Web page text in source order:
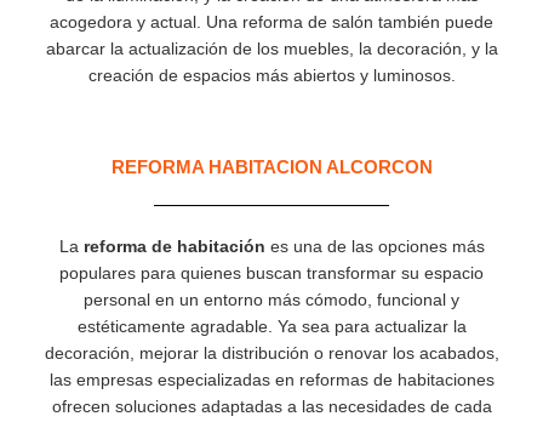
acogedora y actual. Una reforma de salón también puede
abarcar la actualización de los muebles, la decoración, y la
creación de espacios más abiertos y luminosos.
REFORMA HABITACION ALCORCON
La reforma de habitación es una de las opciones más
populares para quienes buscan transformar su espacio
personal en un entorno más cómodo, funcional y
estéticamente agradable. Ya sea para actualizar la
decoración, mejorar la distribución o renovar los acabados,
las empresas especializadas en reformas de habitaciones
ofrecen soluciones adaptadas a las necesidades de cada